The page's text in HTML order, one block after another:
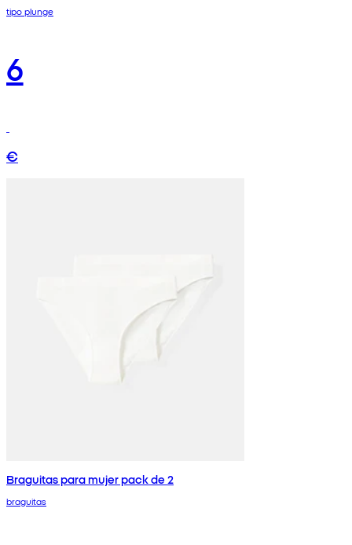
tipo plunge
6
€
Braguitas para mujer pack de 2
braguitas